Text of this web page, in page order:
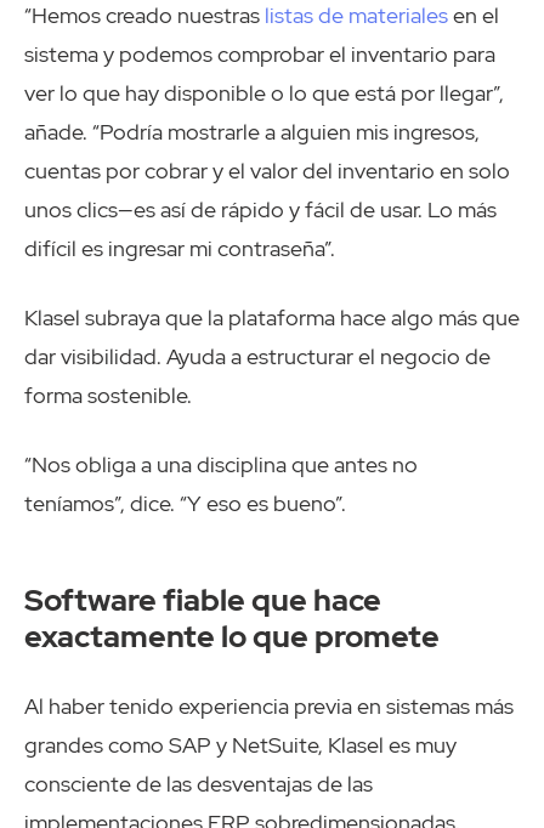
“Hemos creado nuestras listas de materialesen el
sistema y podemos comprobar el inventario para
ver lo que hay disponible o lo que está por llegar”,
añade. “Podría mostrarle a alguien mis ingresos,
cuentas por cobrar y el valor del inventario en solo
unos clics—es así de rápido y fácil de usar. Lo más
difícil es ingresar mi contraseña”.
Klasel subraya que la plataforma hace algo más que
dar visibilidad. Ayuda a estructurar el negocio de
forma sostenible.
“Nos obliga a una disciplina que antes no
teníamos”, dice. “Y eso es bueno”.
Software fiable que hace
exactamente lo que promete
Al haber tenido experiencia previa en sistemas más
grandes como SAP y NetSuite, Klasel es muy
consciente de las desventajas de las